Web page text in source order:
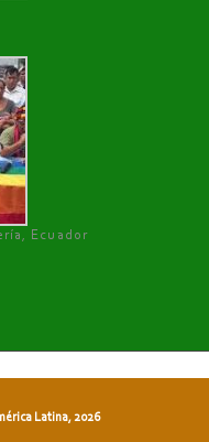
Ecuador
Latina, 2026